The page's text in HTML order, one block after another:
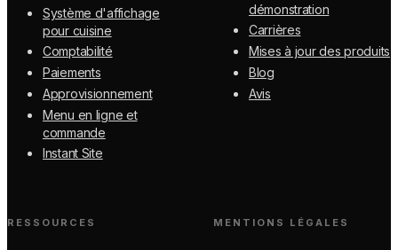
Système d'affichage
pour cuisine
Comptabilité
Paiements
Approvisionnement
Menu en ligne et
commande
Instant Site
démonstration
Carrières
Mises à jour des produits
Blog
Avis
RESSOURCES MENTIONS LÉGALES